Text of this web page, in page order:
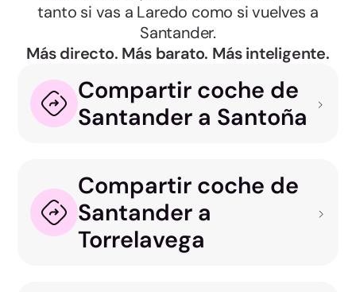
tanto si vas a Laredo como si vuelves a
Santander.
Más directo. Más barato. Más inteligente.
Compartir coche de
Santander a Santoña
Compartir coche de
Santander a
Torrelavega